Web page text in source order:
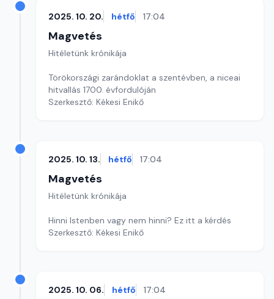
2025. 10. 20. hétfő 17:04
Magvetés
Hitéletünk krónikája
Törökországi zarándoklat a szentévben, a niceai
hitvallás 1700. évfordulóján
Szerkesztő: Kékesi Enikő
2025. 10. 13. hétfő 17:04
Magvetés
Hitéletünk krónikája
Hinni Istenben vagy nem hinni? Ez itt a kérdés
Szerkesztő: Kékesi Enikő
2025. 10. 06. hétfő 17:04